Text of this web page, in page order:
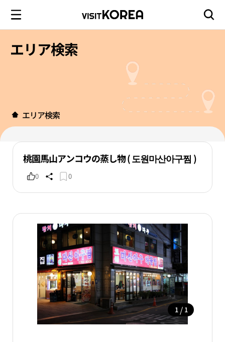
エリア検索
エリア検索
桃園馬山アンコウの蒸し物 ( 도원마산아구찜 )
0 0
1 / 1